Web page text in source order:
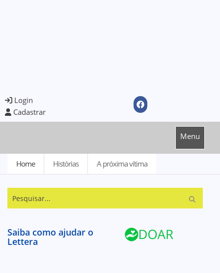
Login
Cadastrar
Menu
Home Histórias A próxima vítima
Saiba como ajudar o
Lettera